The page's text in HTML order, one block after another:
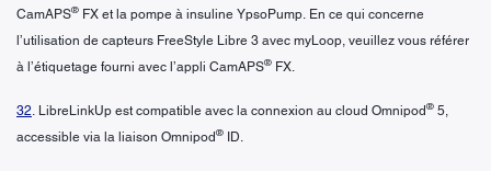
CamAPS® FX et la pompe à insuline YpsoPump. En ce qui concerne
l’utilisation de capteurs FreeStyle Libre 3 avec myLoop, veuillez vous référer
à l’étiquetage fourni avec l’appli CamAPS® FX.
32. LibreLinkUp est compatible avec la connexion au cloud Omnipod® 5,
accessible via la liaison Omnipod® ID.